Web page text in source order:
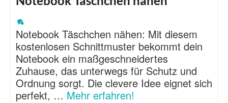
Notebook Täschchen nähen: Mit diesem
kostenlosen Schnittmuster bekommt dein
Notebook ein maßgeschneidertes
Zuhause, das unterwegs für Schutz und
Ordnung sorgt. Die clevere Idee eignet sich
perfekt, … Mehr erfahren!